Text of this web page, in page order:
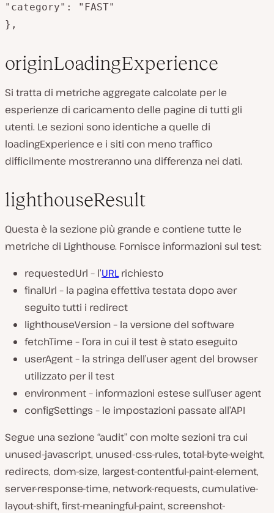
"category": "FAST"
},
originLoadingExperience
Si tratta di metriche aggregate calcolate per le
esperienze di caricamento delle pagine di tutti gli
utenti. Le sezioni sono identiche a quelle di
loadingExperience e i siti con meno traffico
difficilmente mostreranno una differenza nei dati.
lighthouseResult
Questa è la sezione più grande e contiene tutte le
metriche di Lighthouse. Fornisce informazioni sul test:
requestedUrl – l’URLrichiesto
finalUrl – la pagina effettiva testata dopo aver
seguito tutti i redirect
lighthouseVersion – la versione del software
fetchTime – l’ora in cui il test è stato eseguito
userAgent – la stringa dell’user agent del browser
utilizzato per il test
environment – informazioni estese sull’user agent
configSettings – le impostazioni passate all’API
Segue una sezione “audit” con molte sezioni tra cui
unused-javascript, unused-css-rules, total-byte-weight,
redirects, dom-size, largest-contentful-paint-element,
server-response-time, network-requests, cumulative-
layout-shift, first-meaningful-paint, screenshot-